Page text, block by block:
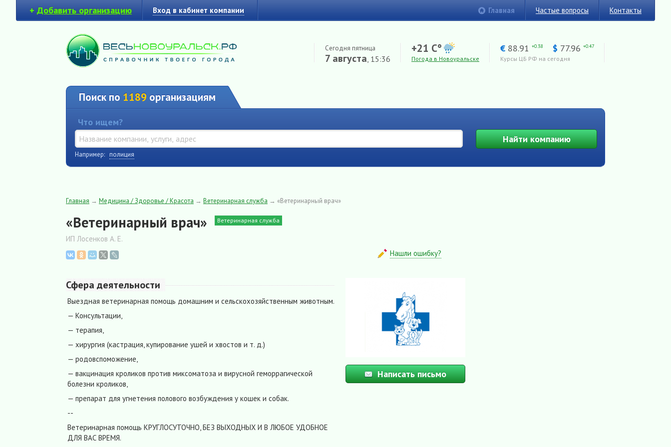
+ Добавить организацию Вход в кабинет компании Главная Частые вопросы Контакты
Сегодня пятница
7 августа, 15:36
+21 C°
Погода в Новоуральске
€ 88.91 +0.38 $ 77.96 +0.47
Курсы ЦБ РФ на сегодня
Поиск по 1189 организациям
Что ищем?
Найтикомпанию
Например: полиция
Главная → Медицина / Здоровье / Красота → Ветеринарная служба → «Ветеринарный врач»
«Ветеринарный врач» Ветеринарная служба
ИП Лосенков А. Е.
Нашли ошибку?
Сфера деятельности
Выездная ветеринарная помощь домашним и сельскохозяйственным животным.
— Консультации,
— терапия,
— хирургия (кастрация, купирование ушей и хвостов и т. д.)
— родовспоможение,
— вакцинация кроликов против миксоматоза и вирусной геморрагической
болезни кроликов,
— препарат для угнетения полового возбуждения у кошек и собак.
--
Ветеринарная помощь КРУГЛОСУТОЧНО, БЕЗ ВЫХОДНЫХ И В ЛЮБОЕ УДОБНОЕ
ДЛЯ ВАС ВРЕМЯ.
Написать письмо